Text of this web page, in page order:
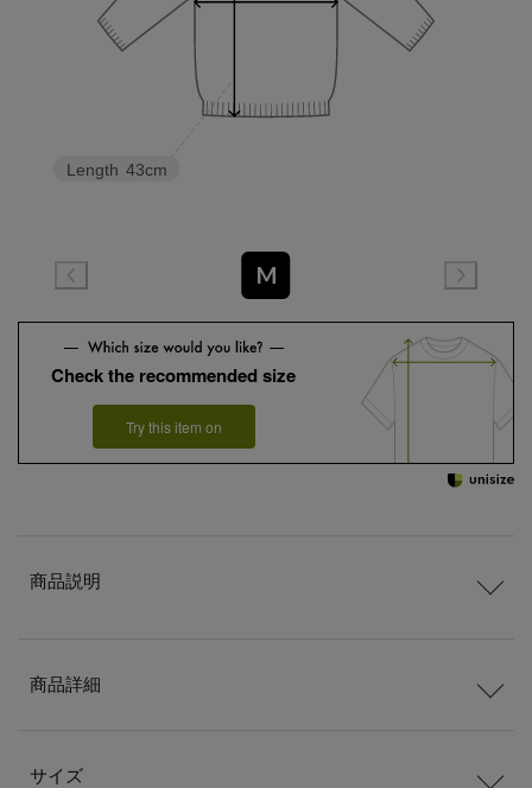
Length 43cm
M
Check the recommended size
Try this item on
商品説明
商品詳細
サイズ